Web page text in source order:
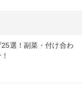
選！副菜・付け合わ